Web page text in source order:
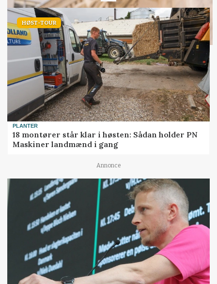
HØST-TOUR
PLANTER
18 montører står klar i høsten: Sådan holder PN
Maskiner landmænd i gang
Annonce